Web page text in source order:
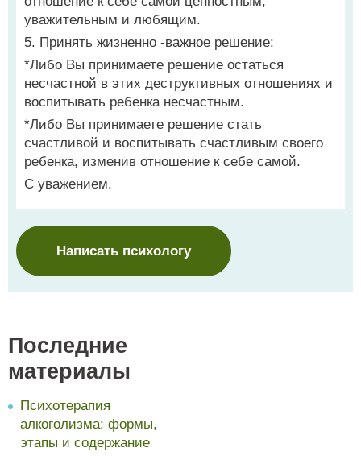
уважительным и любящим.
5. Принять жизненно -важное решение:
*Либо Вы принимаете решение остаться
несчастной в этих деструктивных отношениях и
воспитывать ребенка несчастным.
*Либо Вы принимаете решение стать
счастливой и воспитывать счастливым своего
ребенка, изменив отношение к себе самой.
С уважением.
Написать психологу
Последние
материалы
Психотерапия
алкоголизма: формы,
этапы и содержание